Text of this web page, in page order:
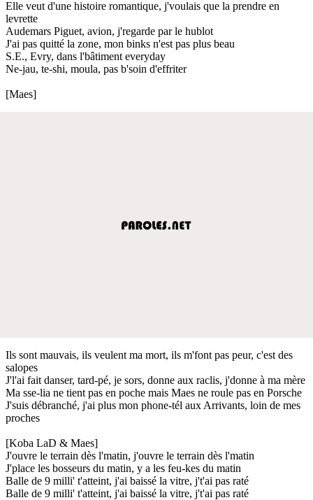
Elle veut d'une histoire romantique, j'voulais que la prendre en
levrette
Audemars Piguet, avion, j'regarde par le hublot
J'ai pas quitté la zone, mon binks n'est pas plus beau
S.E., Evry, dans l'bâtiment everyday
Ne-jau, te-shi, moula, pas b'soin d'effriter
[Maes]
Ils sont mauvais, ils veulent ma mort, ils m'font pas peur, c'est des
salopes
J'l'ai fait danser, tard-pé, je sors, donne aux raclis, j'donne à ma mère
Ma sse-lia ne tient pas en poche mais Maes ne roule pas en Porsche
J'suis débranché, j'ai plus mon phone-tél aux Arrivants, loin de mes
proches
[Koba LaD & Maes]
J'ouvre le terrain dès l'matin, j'ouvre le terrain dès l'matin
J'place les bosseurs du matin, y a les feu-kes du matin
Balle de 9 milli' t'atteint, j'ai baissé la vitre, j't'ai pas raté
Balle de 9 milli' t'atteint, j'ai baissé la vitre, j't'ai pas raté